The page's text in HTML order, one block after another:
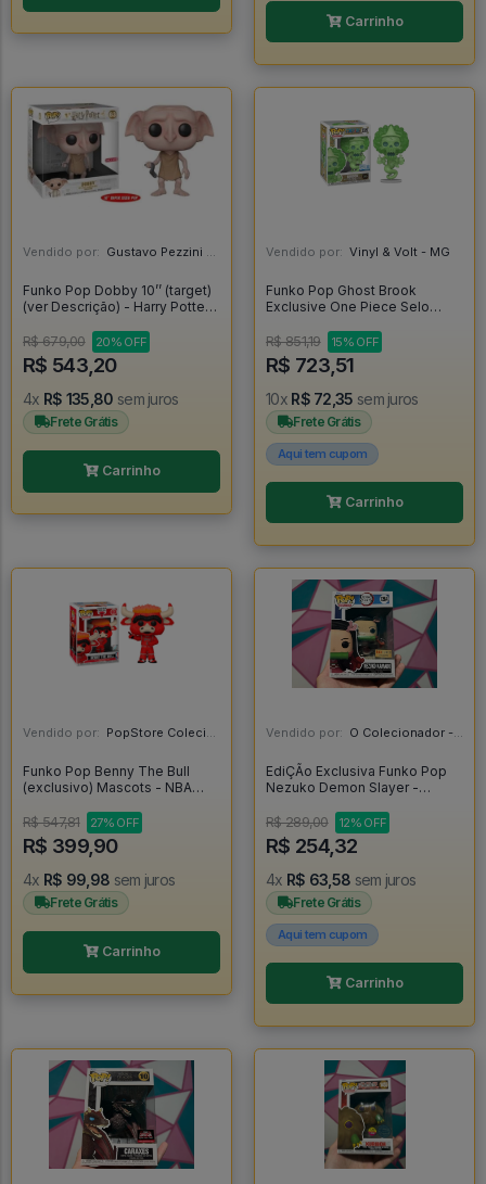
Carrinho
Vendido por: Gustavo Pezzini - MG
Funko Pop Dobby 10’’ (target)
(ver Descrição) - Harry Potter
R$ 679,00
20% OFF
R$ 543,20
4x R$ 135,80 sem juros
Frete Grátis
Carrinho
Vendido por: Vinyl & Volt - MG
Funko Pop Ghost Brook
Exclusive One Piece Selo
Glow Chase - One Piece
#2325
R$ 851,19 15% OFF
R$ 723,51
10x R$ 72,35 sem juros
Frete Grátis
Aqui tem cupom
Carrinho
Vendido por: PopStore Colecionáveis - MG
Funko Pop Benny The Bull
(exclusivo) Mascots - NBA
R$ 547,81
27% OFF
R$ 399,90
4x R$ 99,98 sem juros
Frete Grátis
Carrinho
Vendido por: O Colecionador - SP
EdiÇÃo Exclusiva Funko Pop
Nezuko Demon Slayer -
R$ 289,00
12% OFF
R$ 254,32
4x R$ 63,58 sem juros
Frete Grátis
Aqui tem cupom
Carrinho